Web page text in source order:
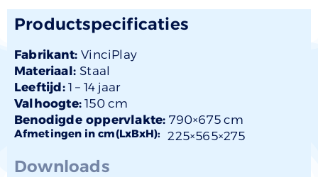
Productspecificaties
Fabrikant:VinciPlay
Materiaal:Staal
Leeftijd:1 – 14 jaar
Valhoogte: 150 cm
Benodigde oppervlakte: 790×675 cm
Afmetingen in cm(LxBxH): 225×565×275
Downloads